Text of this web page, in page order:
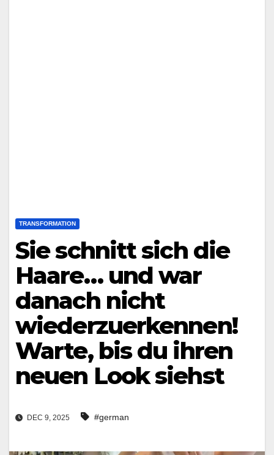
TRANSFORMATION
Sie schnitt sich die
Haare… und war
danach nicht
wiederzuerkennen!
Warte, bis du ihren
neuen Look siehst
DEC 9, 2025 #german